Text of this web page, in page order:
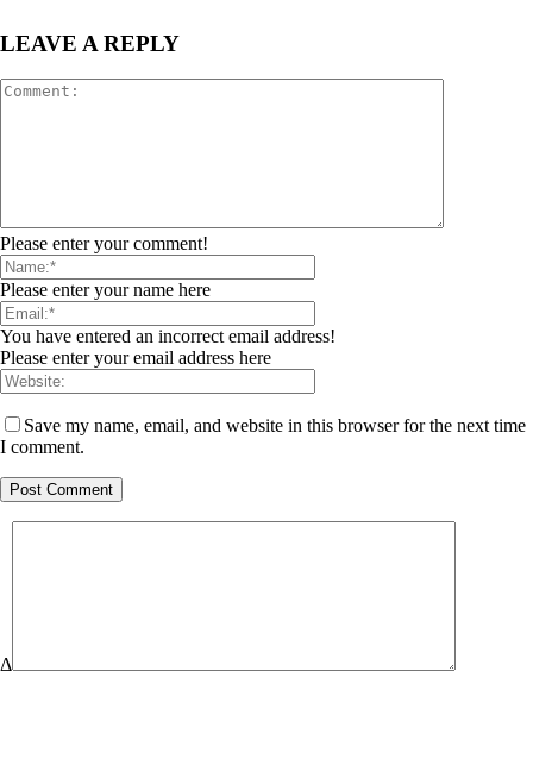
LEAVE A REPLY
Please enter your comment!
Please enter your name here
You have entered an incorrect email address!
Please enter your email address here
Save my name, email, and website in this browser for the next time
I comment.
Δ